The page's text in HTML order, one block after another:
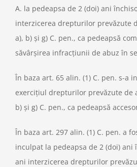
A. la pedeapsa de 2 (doi) ani
interzicerea drepturilor prevăzute
a), b) şi g) C. pen., ca pedeapsă
săvârşirea infracţiunii de abuz în
În baza art. 65 alin. (1) C. pen. s-a
exerciţiul drepturilor prevăzute de
b) şi g) C. pen., ca pedeapsă
În baza art. 297 alin. (1) C. pen. a
inculpat la pedeapsa de 2 (doi) ani
ani interzicerea drepturilor